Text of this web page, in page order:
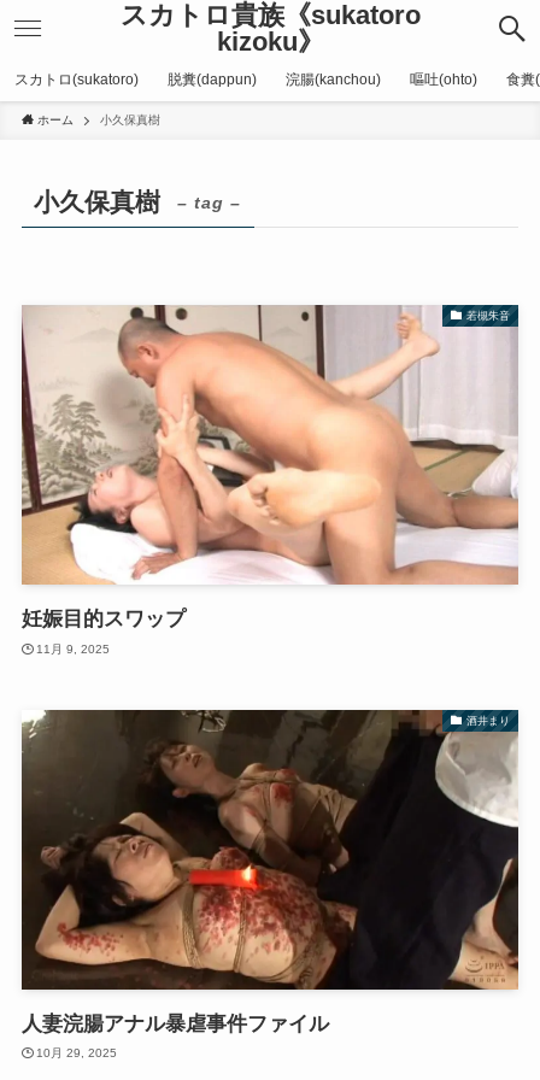
スカトロ貴族《sukatoro
kizoku》
スカトロ(sukatoro) 脱糞(dappun) 浣腸(kanchou) 嘔吐(ohto) 食糞
ホーム 小久保真樹
小久保真樹 – tag –
若槻朱音
妊娠目的スワップ
11月 9, 2025
酒井まり
人妻浣腸アナル暴虐事件ファイル
10月 29, 2025